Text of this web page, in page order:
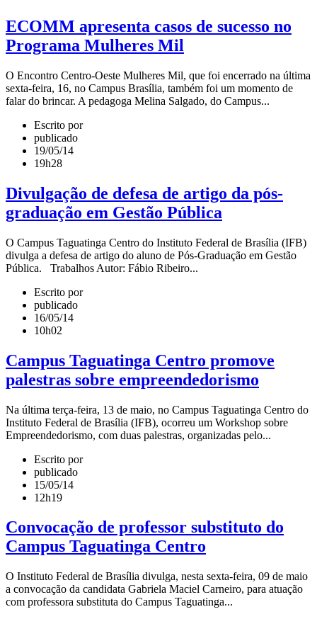
ECOMM apresenta casos de sucesso no
Programa Mulheres Mil
O Encontro Centro-Oeste Mulheres Mil, que foi encerrado na última
sexta-feira, 16, no Campus Brasília, também foi um momento de
falar do brincar. A pedagoga Melina Salgado, do Campus...
Escrito por
publicado
19/05/14
19h28
Divulgação de defesa de artigo da pós-
graduação em Gestão Pública
O Campus Taguatinga Centro do Instituto Federal de Brasília (IFB)
divulga a defesa de artigo do aluno de Pós-Graduação em Gestão
Pública. Trabalhos Autor: Fábio Ribeiro...
Escrito por
publicado
16/05/14
10h02
Campus Taguatinga Centro promove
palestras sobre empreendedorismo
Na última terça-feira, 13 de maio, no Campus Taguatinga Centro do
Instituto Federal de Brasília (IFB), ocorreu um Workshop sobre
Empreendedorismo, com duas palestras, organizadas pelo...
Escrito por
publicado
15/05/14
12h19
Convocação de professor substituto do
Campus Taguatinga Centro
O Instituto Federal de Brasília divulga, nesta sexta-feira, 09 de maio
a convocação da candidata Gabriela Maciel Carneiro, para atuação
com professora substituta do Campus Taguatinga...